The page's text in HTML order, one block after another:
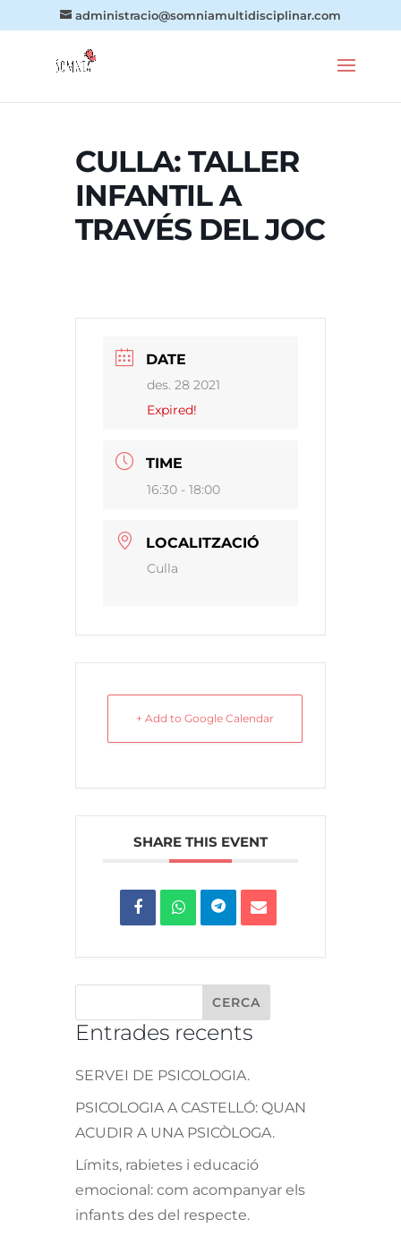
administracio@somniamultidisciplinar.com
CULLA: TALLER
INFANTIL A
TRAVÉS DEL JOC
DATE
des. 28 2021
Expired!
TIME
16:30 - 18:00
LOCALITZACIÓ
Culla
+ Add to Google Calendar
SHARE THIS EVENT
Entrades recents
SERVEI DE PSICOLOGIA.
PSICOLOGIA A CASTELLÓ: QUAN
ACUDIR A UNA PSICÒLOGA.
Límits, rabietes i educació
emocional: com acompanyar els
infants des del respecte.